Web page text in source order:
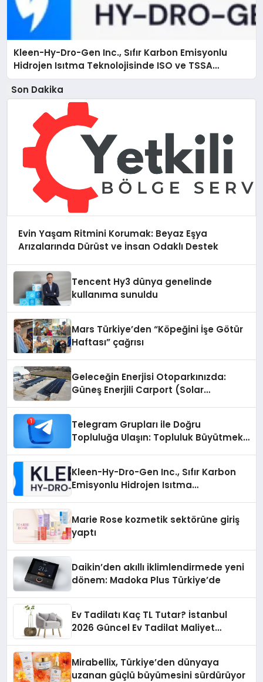
Kleen-Hy-Dro-Gen Inc., Sıfır Karbon Emisyonlu
Hidrojen Isıtma Teknolojisinde ISO ve TSSA
Düzenleyici Onaylarını Aldı
Son Dakika
Evin Yaşam Ritmini Korumak: Beyaz Eşya
Arızalarında Dürüst ve İnsan Odaklı Destek
Tencent Hy3 dünya genelinde
kullanıma sunuldu
Mars Türkiye’den “Köpeğini İşe Götür
Haftası” çağrısı
Geleceğin Enerjisi Otoparkınızda:
Güneş Enerjili Carport (Solar
Telegram Grupları ile Doğru
Topluluğa Ulaşın: Topluluk Büyütmek
Kleen-Hy-Dro-Gen Inc., Sıfır Karbon
Emisyonlu Hidrojen Isıtma
Marie Rose kozmetik sektörüne giriş
yaptı
Daikin’den akıllı iklimlendirmede yeni
dönem: Madoka Plus Türkiye’de
Ev Tadilatı Kaç TL Tutar? İstanbul
2026 Güncel Ev Tadilat Maliyet
Mirabellix, Türkiye’den dünyaya
uzanan güçlü büyümesini sürdürüyor